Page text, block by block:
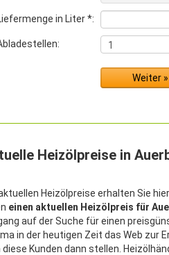
in Liter *:
Heizölpreise in
Heizölpreise erhalten Sie
einen aktuellen Heizölpreis für
auf der Suche für einen
in der heutigen Zeit das Web zur
diese Kunden dann stellen.